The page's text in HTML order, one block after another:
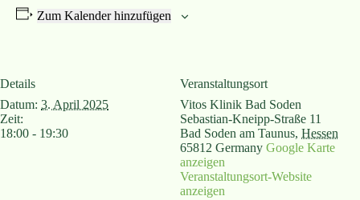
Zum Kalender hinzufügen
Details
Datum: 3. April 2025
Zeit:
18:00 - 19:30
Veranstaltungsort
Vitos Klinik Bad Soden
Sebastian-Kneipp-Straße 11
Bad Soden am Taunus, Hessen
65812 Germany Google Karte
anzeigen
Veranstaltungsort-Website
anzeigen